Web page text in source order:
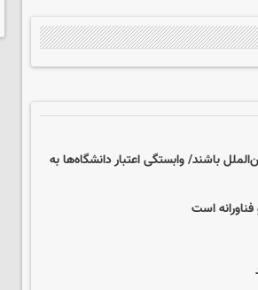
باشند/ وابستگی اعتبار دانشگاه‌ها به
است